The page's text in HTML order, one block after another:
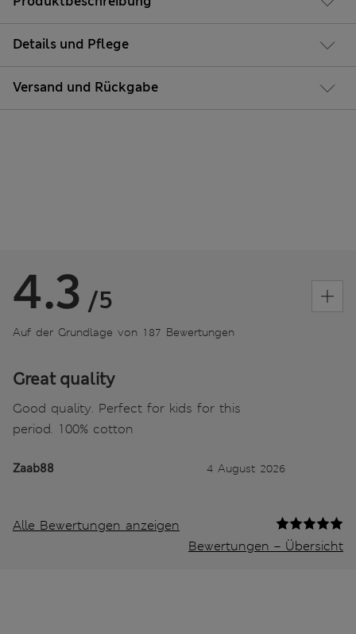
Details und Pflege
Versand und Rückgabe
4.3 /5
Auf der Grundlage von 187 Bewertungen
Great quality
Good quality. Perfect for kids for this
period. 100% cotton
Zaab88 4 August 2026
Alle Bewertungen anzeigen
Bewertungen – Übersicht